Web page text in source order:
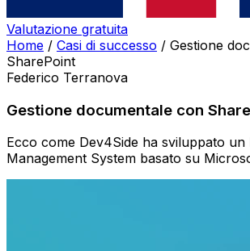
Valutazione gratuita
Home / Casi di successo / Gestione
SharePoint
Federico Terranova
Gestione documentale con
Ecco come Dev4Side ha sviluppato un
Management System basato su